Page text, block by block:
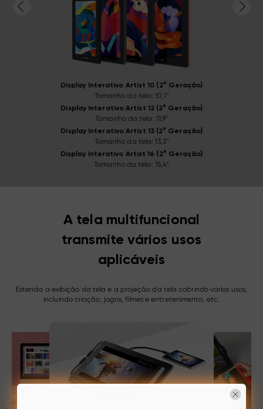
Preto Verde Azul Rosa
Display Interativo Artist 10 (2° Geração)
Tamanho da tela: 10,1"
Display Interativo Artist 12 (2° Geração)
Tamanho da tela: 11,9"
Display Interativo Artist 13 (2° Geração)
Tamanho da tela: 13,3"
Display Interativo Artist 16 (2° Geração)
Tamanho da tela: 15,4"
Preto Verde Azul Rosa
Display Interativo Artist 10 (2° Geração)
Tamanho da tela: 10,1"
Display Interativo Artist 12 (2° Geração)
Tamanho da tela: 11,9"
Display Interativo Artist 13 (2° Geração)
Tamanho da tela: 13,3"
Display Interativo Artist 16 (2° Geração)
Tamanho da tela: 15,4"
A tela multifuncional
transmite vários usos
aplicáveis
Estenda a exibição da tela e a projeção da tela cobrindo vários usos,
incluindo criação, jogos, filmes e entretenimento, etc.